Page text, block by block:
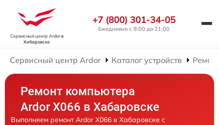
Сервисный центр Ardorв
Хабаровске
+7 (800) 301-34-05
Ежедневно с 9:00 до 21:00
Сервисный центр Ardor Каталог устройств
Ремонт компьютера
Ardor X066 в Хабаровске
Выполняем ремонт Ardor X066 в Хабаровске с